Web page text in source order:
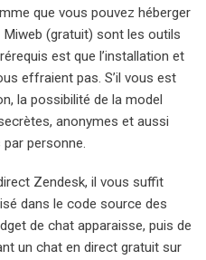
que vous pouvez héberger
(gratuit) sont les outils
est que l’installation et
effraient pas. S’il vous est
la possibilité de la model
anonymes et aussi
personne.
Zendesk, il vous suffit
dans le code source des
de chat apparaisse, puis de
un chat en direct gratuit sur